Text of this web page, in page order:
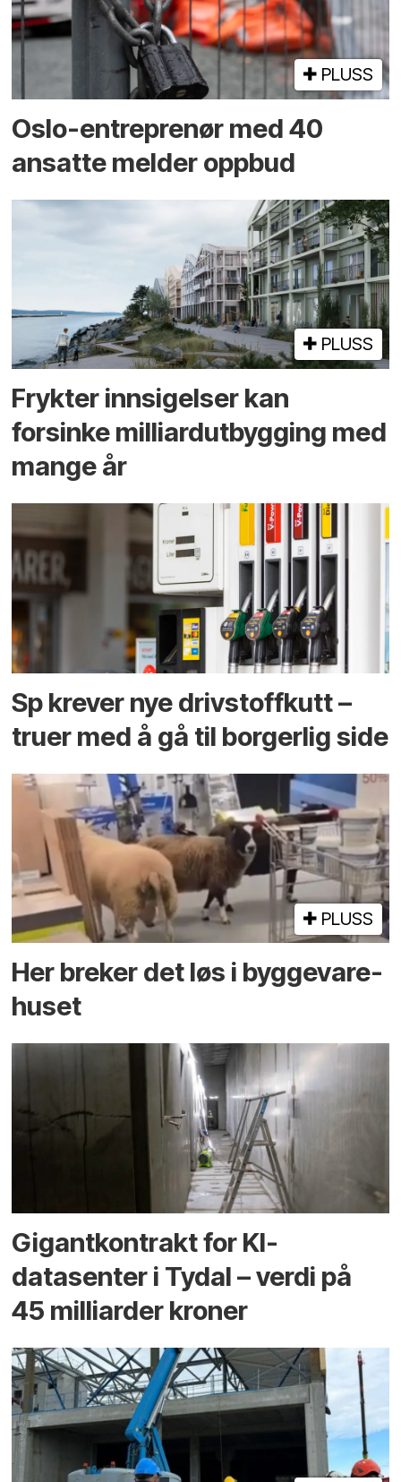
PLUSS
Oslo-entreprenør med 40
ansatte melder oppbud
PLUSS
Frykter innsigelser kan
forsinke milliard­utbygging med
mange år
Sp krever nye drivstoffkutt –
truer med å gå til borgerlig side
PLUSS
Her breker det løs i bygge­vare­
huset
Gigantkontrakt for KI-
datasenter i Tydal – verdi på
45 milliarder kroner